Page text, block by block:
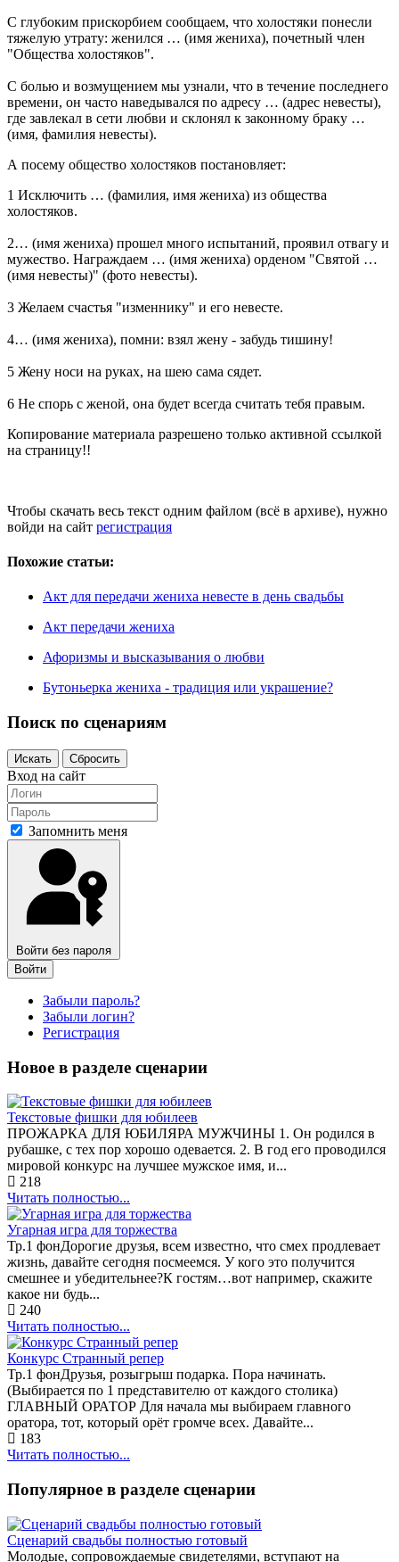
С глубоким прискорбием сообщаем, что холостяки понесли
тяжелую утрату: женился … (имя жениха), почетный член
"Общества холостяков".
С болью и возмущением мы узнали, что в течение последнего
времени, он часто наведывался по адресу … (адрес невесты),
где завлекал в сети любви и склонял к законному браку …
(имя, фамилия невесты).
А посему общество холостяков постановляет:
1 Исключить … (фамилия, имя жениха) из общества
холостяков.
2… (имя жениха) прошел много испытаний, проявил отвагу и
мужество. Награждаем … (имя жениха) орденом "Святой …
(имя невесты)" (фото невесты).
3 Желаем счастья "изменнику" и его невесте.
4… (имя жениха), помни: взял жену - забудь тишину!
5 Жену носи на руках, на шею сама сядет.
6 Не спорь с женой, она будет всегда считать тебя правым.
Копирование материала разрешено только активной ссылкой
на страницу!!
Чтобы скачать весь текст одним файлом (всё в архиве), нужно
войди на сайт регистрация
Похожие статьи:
Акт для передачи жениха невесте в день свадьбы
Акт передачи жениха
Афоризмы и высказывания о любви
Бутоньерка жениха - традиция или украшение?
Поиск по сценариям
Вход на сайт
Запомнить меня
Войти без пароля
Войти
Забыли пароль?
Забыли логин?
Регистрация
Новое в разделе сценарии
Текстовые фишки для юбилеев
ПРОЖАРКА ДЛЯ ЮБИЛЯРА МУЖЧИНЫ 1. Он родился в
рубашке, с тех пор хорошо одевается. 2. В год его проводился
мировой конкурс на лучшее мужское имя, и...
218
Читать полностью...
Угарная игра для торжества
Тр.1 фонДорогие друзья, всем известно, что смех продлевает
жизнь, давайте сегодня посмеемся. У кого это получится
смешнее и убедительнее?К гостям…вот например, скажите
какое ни будь...
240
Читать полностью...
Конкурс Странный репер
Тр.1 фонДрузья, розыгрыш подарка. Пора начинать.
(Выбирается по 1 представителю от каждого столика)
ГЛАВНЫЙ ОРАТОР Для начала мы выбираем главного
оратора, тот, который орёт громче всех. Давайте...
183
Читать полностью...
Популярное в разделе сценарии
Сценарий свадьбы полностью готовый
Молодые, сопровождаемые свидетелями, вступают на